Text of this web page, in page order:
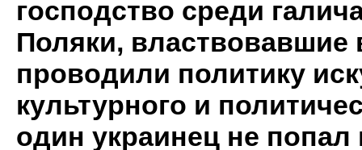
господство среди
Поляки, властвовавшие
проводили политику
культурного и
один украинец не